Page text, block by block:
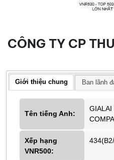
CÔNG TY CP
Giới thiệu chung Ban lãnh
Tên tiếng Anh:
GIALAI
Xếp hạng
VNR500: